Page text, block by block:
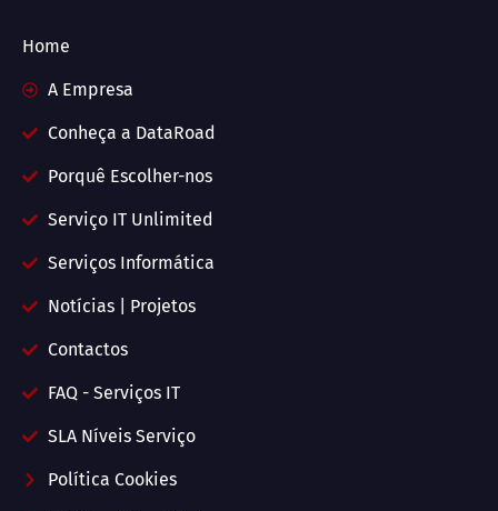
Home
A Empresa
Conheça a DataRoad
Porquê Escolher-nos
Serviço IT Unlimited
Serviços Informática
Notícias | Projetos
Contactos
FAQ - Serviços IT
SLA Níveis Serviço
Política Cookies